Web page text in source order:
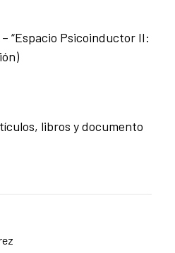
“Espacio Psicoinductor II:
libros y documento